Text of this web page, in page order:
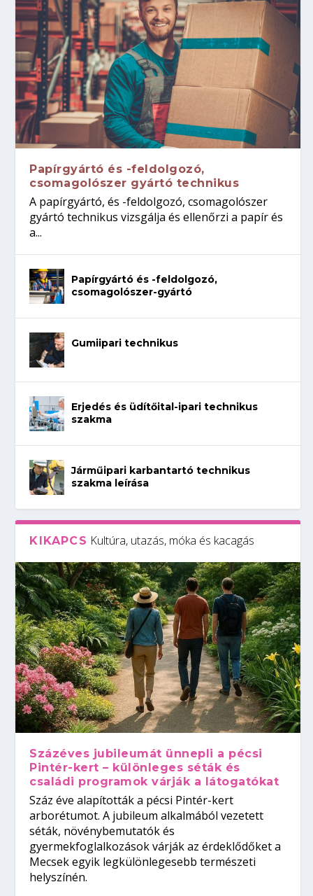
Papírgyártó és -feldolgozó,
csomagolószer gyártó technikus
A papírgyártó, és -feldolgozó, csomagolószer
gyártó technikus vizsgálja és ellenőrzi a papír és
a...
Papírgyártó és -feldolgozó,
csomagolószer-gyártó
Gumiipari technikus
Erjedés és üdítőital-ipari technikus
szakma
Járműipari karbantartó technikus
szakma leírása
KIKAPCS Kultúra, utazás, móka és kacagás
Százéves jubileumát ünnepli a pécsi
Pintér-kert – különleges séták és
családi programok várják a látogatókat
Száz éve alapították a pécsi Pintér-kert
arborétumot. A jubileum alkalmából vezetett
séták, növénybemutatók és
gyermekfoglalkozások várják az érdeklődőket a
Mecsek egyik legkülönlegesebb természeti
helyszínén.